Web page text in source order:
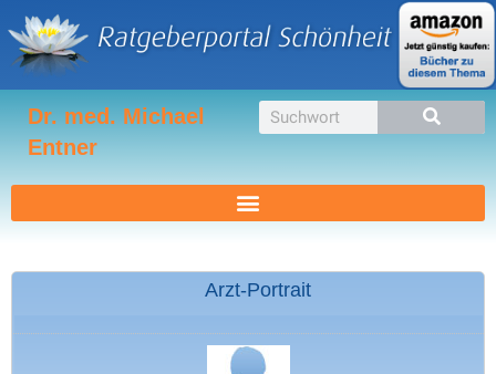
Inhalt
springen
Dr. med. Michael
Entner
Suche
Arzt-Portrait